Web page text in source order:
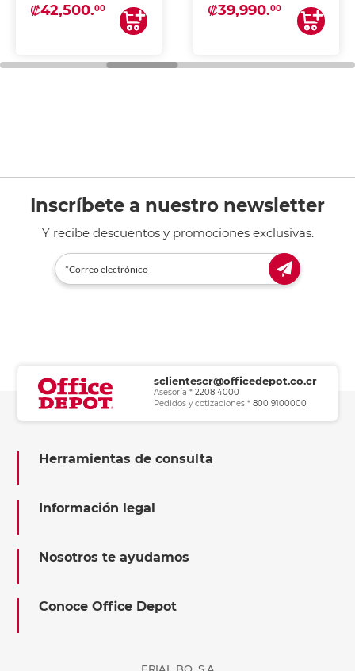
₡42,500.00 ₡39,990.00
Inscríbete a nuestro newsletter
Y recibe descuentos y promociones exclusivas.
sclientescr@officedepot.co.cr
Asesoría *2208 4000
Pedidos y cotizaciones *800 9100000
Herramientas de consulta
Información legal
Nosotros te ayudamos
Conoce Office Depot